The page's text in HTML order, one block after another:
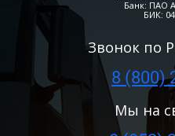
Банк: ПАО
БИК:
Звонок по
8 (800)
Мы на